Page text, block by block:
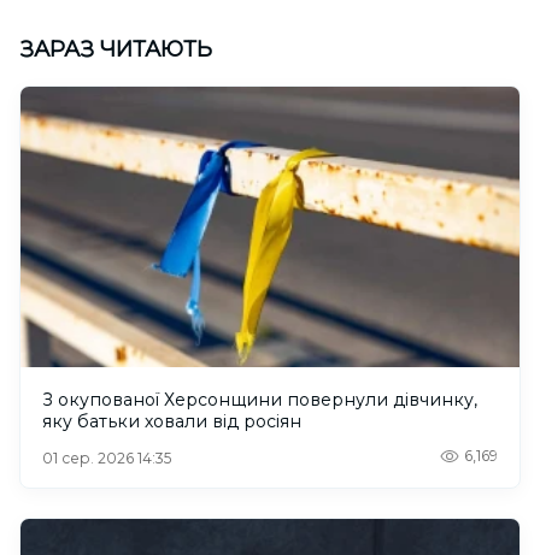
ЗАРАЗ ЧИТАЮТЬ
З окупованої Херсонщини повернули дівчинку,
яку батьки ховали від росіян
01 сер. 2026 14:35 6,169